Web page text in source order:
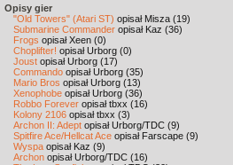
Opisy gier
"Old Towers" (Atari ST) opisał Misza (19)
Submarine Commander opisał Kaz (36)
Frogs opisał Xeen (0)
Choplifter! opisał Urborg (0)
Joust opisał Urborg (17)
Commando opisał Urborg (35)
Mario Bros opisał Urborg (13)
Xenophobe opisał Urborg (36)
Robbo Forever opisał tbxx (16)
Kolony 2106 opisał tbxx (3)
Archon II: Adept opisał Urborg/TDC (9)
Spitfire Ace/Hellcat Ace opisał Farscape (9)
Wyspa opisał Kaz (9)
Archon opisał Urborg/TDC (16)